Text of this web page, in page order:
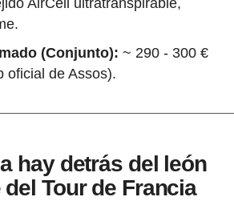
(Conjunto): ~ 290 - 300 €
oficial de Assos).
hay detrás del león
Tour de Francia